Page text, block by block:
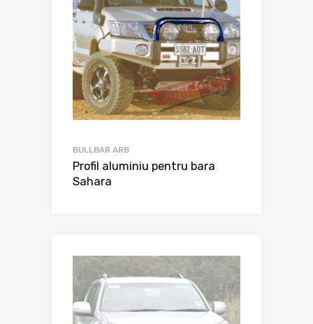
BULLBAR ARB
Profil aluminiu pentru bara
Sahara